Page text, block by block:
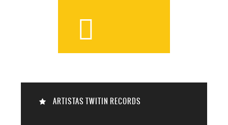


ARTISTAS TWITIN RECORDS